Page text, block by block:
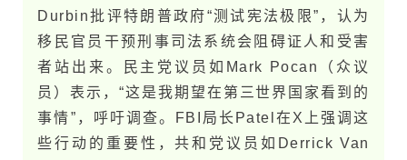
Durbin批评特朗普政府“测试宪法极限”，认为
移民官员干预刑事司法系统会阻碍证人和受害
者站出来。民主党议员如Mark Pocan（众议
员）表示，“这是我期望在第三世界国家看到的
事情”，呼吁调查。FBI局长Patel在X上强调这
些行动的重要性，共和党议员如Derrick Van